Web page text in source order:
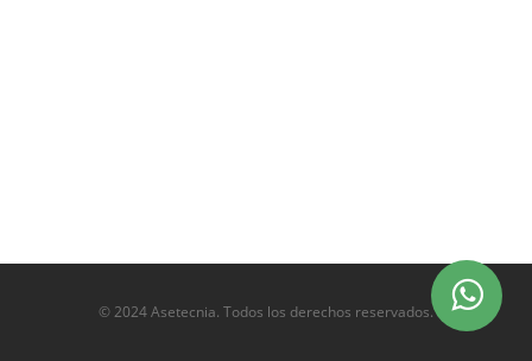
© 2024 Asetecnia. Todos los derechos reservados.